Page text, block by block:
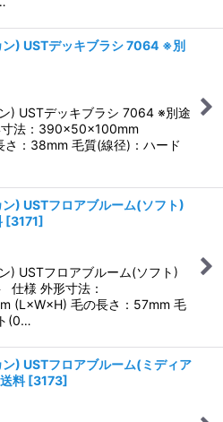
) USTデッキブラシ 7064 ※別
) USTデッキブラシ 7064 ※別途
法：390×50×100mm
さ：38mm 毛質(線径)：ハード
) USTフロアブルーム(ソフト)
[3171]
) USTフロアブルーム(ソフト)
仕様 外形寸法：
(L×W×H) 毛の長さ：57mm 毛
(0…
) USTフロアブルーム(ミディア
料 [3173]